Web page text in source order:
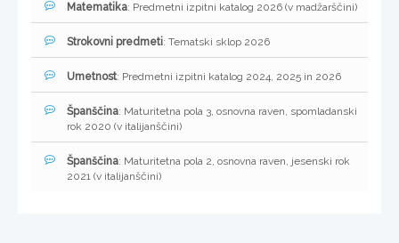
Matematika: Predmetni izpitni katalog 2026 (v madžarščini)
Strokovni predmeti: Tematski sklop 2026
Umetnost: Predmetni izpitni katalog 2024, 2025 in 2026
Španščina: Maturitetna pola 3, osnovna raven, spomladanski
rok 2020 (v italijanščini)
Španščina: Maturitetna pola 2, osnovna raven, jesenski rok
2021 (v italijanščini)